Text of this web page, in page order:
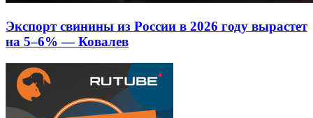
Экспорт свинины из России в 2026 году вырастет
на 5–6% — Ковалев